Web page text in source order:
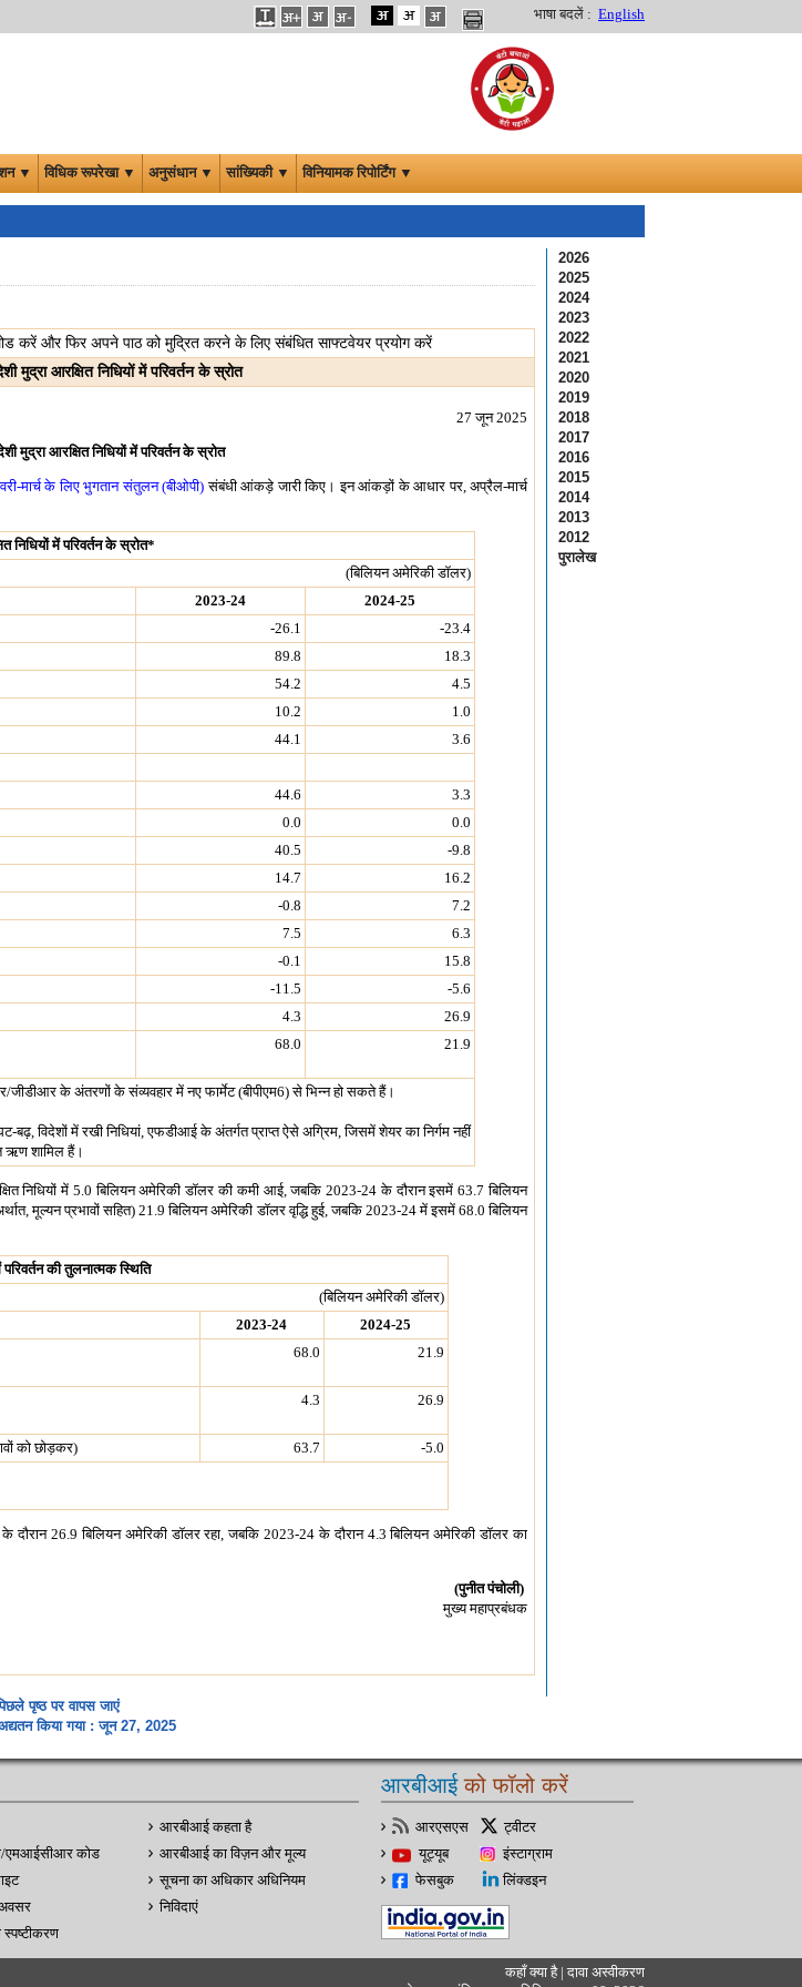
भाषा बदलें : English
▼ विधिक रूपरेखा ▼ अनुसंधान ▼ सांख्यिकी ▼ विनियामक रिपोर्टिंग ▼
करें और फिर अपने पाठ को मुद्रित करने के लिए संबंधित साफ्टवेयर प्रयोग करें
मुद्रा आरक्षित निधियों में परिवर्तन के स्रोत
27 जून 2025
मुद्रा आरक्षित निधियों में परिवर्तन के स्रोत
मार्च के लिए भुगतान संतुलन (बीओपी) संबंधी आंकड़े जारी किए। इन आंकड़ों के आधार पर, अप्रैल-मार्च
निधियों में परिवर्तन के स्रोत*
(बिलियन अमेरिकी डॉलर)
2023-24
2024-25
-26.1
-23.4
89.8
18.3
54.2
4.5
10.2
1.0
44.1
3.6
44.6
3.3
0.0
0.0
40.5
-9.8
14.7
16.2
-0.8
7.2
7.5
6.3
-0.1
15.8
-11.5
-5.6
4.3
26.9
68.0 21.9
जीडीआर के अंतरणों के संव्यवहार में नए फार्मेट (बीपीएम6) से भिन्न हो सकते हैं।
विदेशों में रखी निधियां, एफडीआई के अंतर्गत प्राप्‍त ऐसे अग्रिम, जिसमें शेयर का निर्गम नहीं
ऋण शामिल हैं।
निधियों में 5.0 बिलियन अमेरिकी डॉलर की कमी आई, जबकि 2023-24 के दौरान इसमें 63.7 बिलियन
मूल्यन प्रभावों सहित) 21.9 बिलियन अमेरिकी डॉलर वृद्धि हुई, जबकि 2023-24 में इसमें 68.0 बिलियन
की तुलनात्‍मक स्थिति
(बिलियन अमेरिकी डॉलर)
2023-24
2024-25
68.0 21.9
4.3 26.9
को छोड़कर) 63.7
-5.0
26.9 बिलियन अमेरिकी डॉलर रहा, जबकि 2023-24 के दौरान 4.3 बिलियन अमेरिकी डॉलर का
(पुनीत पंचोली)
मुख्य महाप्रबंधक
2026
2025
2024
2023
2022
2021
2020
2019
2018
2017
2016
2015
2014
2013
2012
पुरालेख
पृष्ठ पर वापस जाएं
अद्यतन किया गया : जून 27, 2025
एमआईसीआर कोड
आरबीआई कहता है
आरबीआई का विज़न और मूल्य
सूचना का अधिकार अधिनियम
निविदाएं
आरबीआईको फॉलो करें
आरएसएस
ट्वीटर
यूट्यूब
इंस्टाग्राम
फेसबुक
लिंक्डइन
कहाँ क्‍या है दावा अस्‍वीकरण